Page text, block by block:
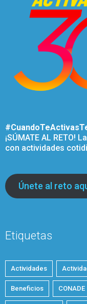
¡SÚMATE AL RETO!
con actividades
Únete al reto
Etiquetas
Actividades
Beneficios CONADE